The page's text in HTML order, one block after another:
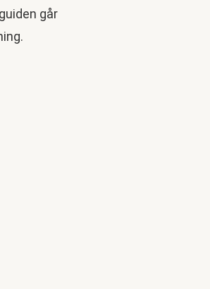
går